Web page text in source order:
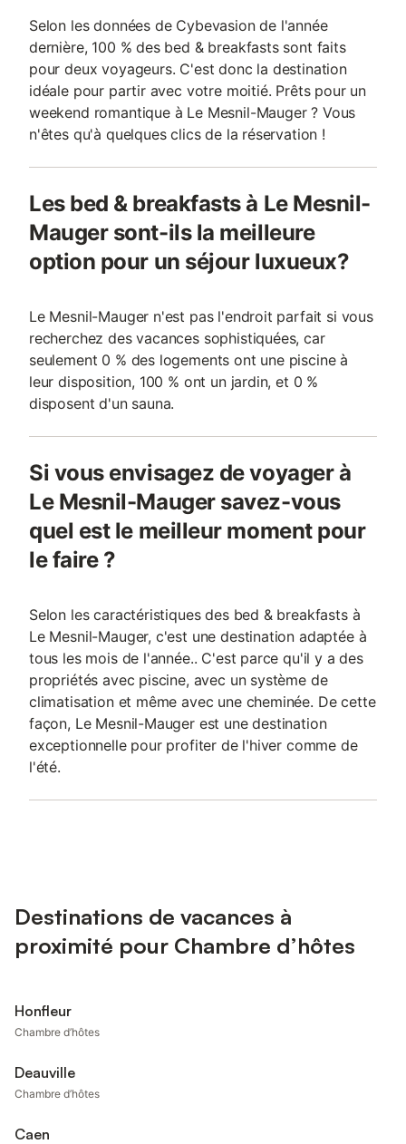
Selon les données de Cybevasion de l'année
dernière, 100 % des bed & breakfasts sont faits
pour deux voyageurs. C'est donc la destination
idéale pour partir avec votre moitié. Prêts pour un
weekend romantique à Le Mesnil-Mauger ? Vous
n'êtes qu'à quelques clics de la réservation !
Les bed & breakfasts à Le Mesnil-
Mauger sont-ils la meilleure
option pour un séjour luxueux?
Le Mesnil-Mauger n'est pas l'endroit parfait si vous
recherchez des vacances sophistiquées, car
seulement 0 % des logements ont une piscine à
leur disposition, 100 % ont un jardin, et 0 %
disposent d'un sauna.
Si vous envisagez de voyager à
Le Mesnil-Mauger savez-vous
quel est le meilleur moment pour
le faire ?
Selon les caractéristiques des bed & breakfasts à
Le Mesnil-Mauger, c'est une destination adaptée à
tous les mois de l'année.. C'est parce qu'il y a des
propriétés avec piscine, avec un système de
climatisation et même avec une cheminée. De cette
façon, Le Mesnil-Mauger est une destination
exceptionnelle pour profiter de l'hiver comme de
l'été.
Destinations de vacances à
proximité pour Chambre d’hôtes
Honfleur
Chambre d’hôtes
Deauville
Chambre d’hôtes
Caen